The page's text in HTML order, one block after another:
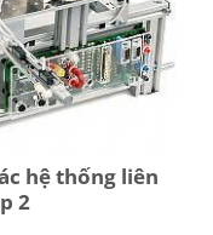
hệ thống liên
2